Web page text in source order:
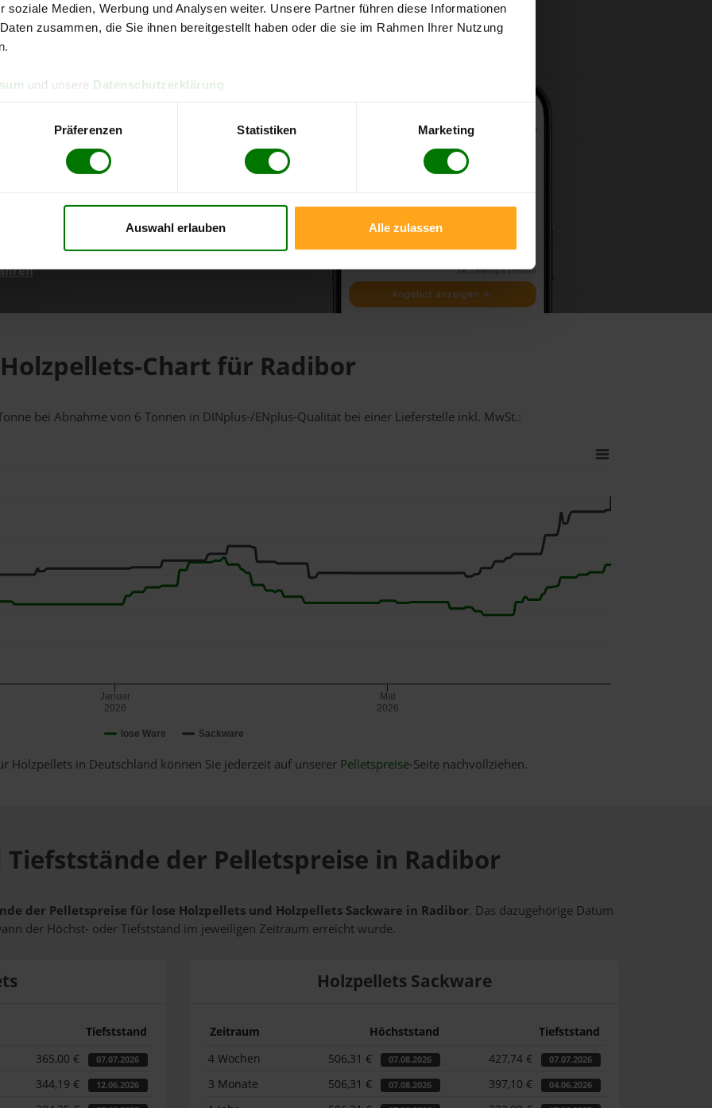
soziale Medien, Werbung und Analysen weiter. Unsere Partner führen diese Informationen
zusammen, die Sie ihnen bereitgestellt haben oder die sie im Rahmen Ihrer Nutzung
und unsere Datenschutzerklärung
Präferenzen Statistiken Marketing
Auswahl erlauben Alle zulassen
kostenlose
direkt online bestellen
aktuellen Stand
Holzpellets-Chart für Radibor
bei Abnahmevon 6 Tonnen in DINplus-/ENplus-Qualität bei einer Lieferstelle inkl. MwSt.:
lose Ware Sackware
Januar
2026
Mai
2026
Holzpellets in Deutschland können Sie jederzeit auf unserer Pelletspreise-Seite nachvollziehen.
Tiefststände der Pelletspreise in Radibor
der Pelletspreise für lose Holzpellets und Holzpellets Sackware in Radibor. Das dazugehörige Datum
der Höchst- oder Tiefststand im jeweiligen Zeitraum erreicht wurde.
Tiefststand
365,00 € 07.07.2026
344,19 € 12.06.2026
Holzpellets Sackware
Zeitraum Höchststand
Tiefststand
4 Wochen
506,31 € 07.08.2026 427,74 € 07.07.2026
3 Monate 506,31 € 07.08.2026 397,10 € 04.06.2026